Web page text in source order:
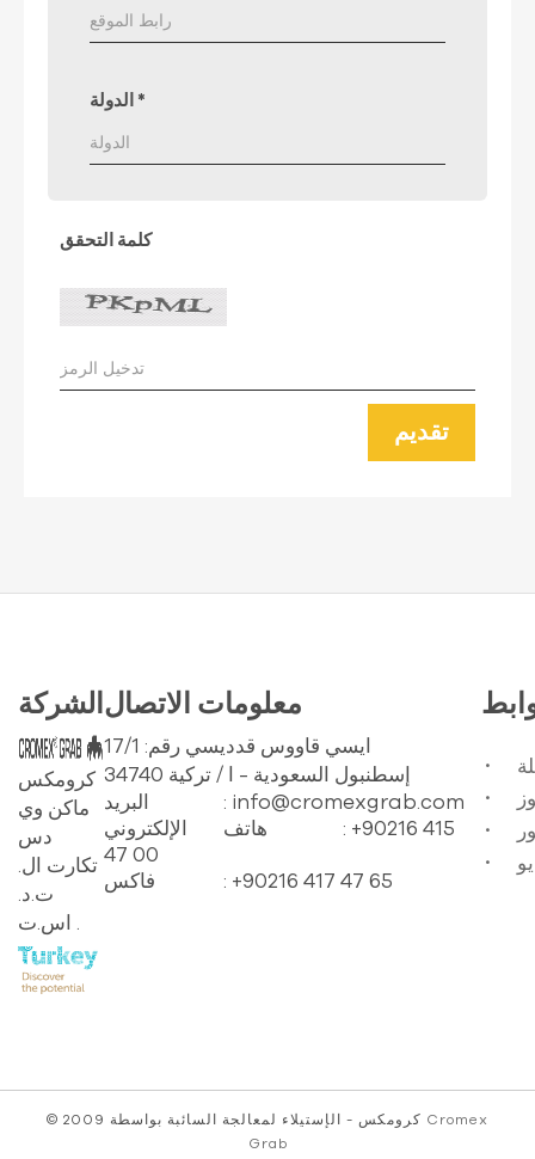
*
كلمة التحقق
تقديم
الشركة
كرومكس
ماكن وي
دس
تكارت ال.
ت.د.
معلومات الاتصال
ايسي قاووس قدديسي رقم: 17/1
34740 إسطنبول السعودية - ا / تركية
البريد
الإلكتروني
: info@cromexgrab.com
هاتف
: +90216 415
47 00
فاكس
: +90216 417 47 65
Cromex
Grab